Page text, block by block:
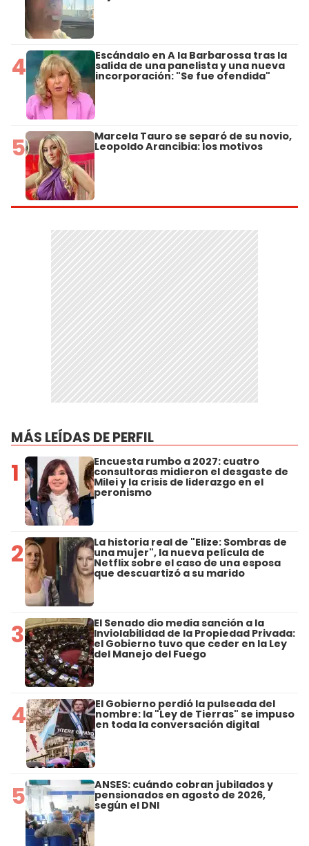
4 Escándalo en A la Barbarossa tras la
salida de una panelista y una nueva
incorporación: "Se fue ofendida"
5 Marcela Tauro se separó de su novio,
Leopoldo Arancibia: los motivos
MÁS LEÍDAS DE PERFIL
1 Encuesta rumbo a 2027: cuatro
consultoras midieron el desgaste de
Milei y la crisis de liderazgo en el
peronismo
2 La historia real de "Elize: Sombras de
una mujer", la nueva película de
Netflix sobre el caso de una esposa
que descuartizó a su marido
3 El Senado dio media sanción a la
Inviolabilidad de la Propiedad Privada:
el Gobierno tuvo que ceder en la Ley
del Manejo del Fuego
4 El Gobierno perdió la pulseada del
nombre: la "Ley de Tierras" se impuso
en toda la conversación digital
5 ANSES: cuándo cobran jubilados y
pensionados en agosto de 2026,
según el DNI